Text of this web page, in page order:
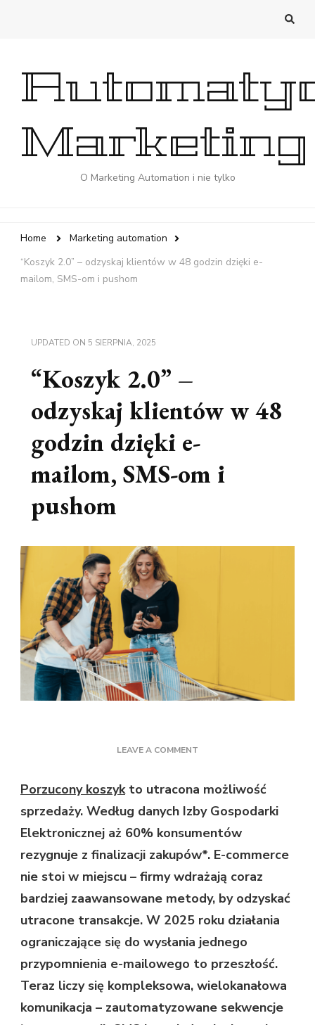
Marketing
O Marketing Automation i nie tylko
Home
Marketing automation
“Koszyk 2.0” – odzyskaj klientów w 48 godzin dzięki e-
mailom, SMS-om i pushom
UPDATED ON 5 SIERPNIA, 2025
“Koszyk 2.0” –
odzyskaj klientów w 48
godzin dzięki e-
mailom, SMS-om i
pushom
LEAVE A COMMENT
–
ODZYSKAJ
W
48
DZIĘKI
E-
SMS-
OM
PUSHOM
Porzucony koszykto utracona możliwość
sprzedaży. Według danych Izby Gospodarki
Elektronicznej aż 60% konsumentów
rezygnuje z finalizacji zakupów*. E-commerce
nie stoi w miejscu – firmy wdrażają coraz
bardziej zaawansowane metody, by odzyskać
utracone transakcje. W 2025 roku działania
ograniczające się do wysłania jednego
przypomnienia e-mailowego to przeszłość.
Teraz liczy się kompleksowa, wielokanałowa
komunikacja – zautomatyzowane sekwencje